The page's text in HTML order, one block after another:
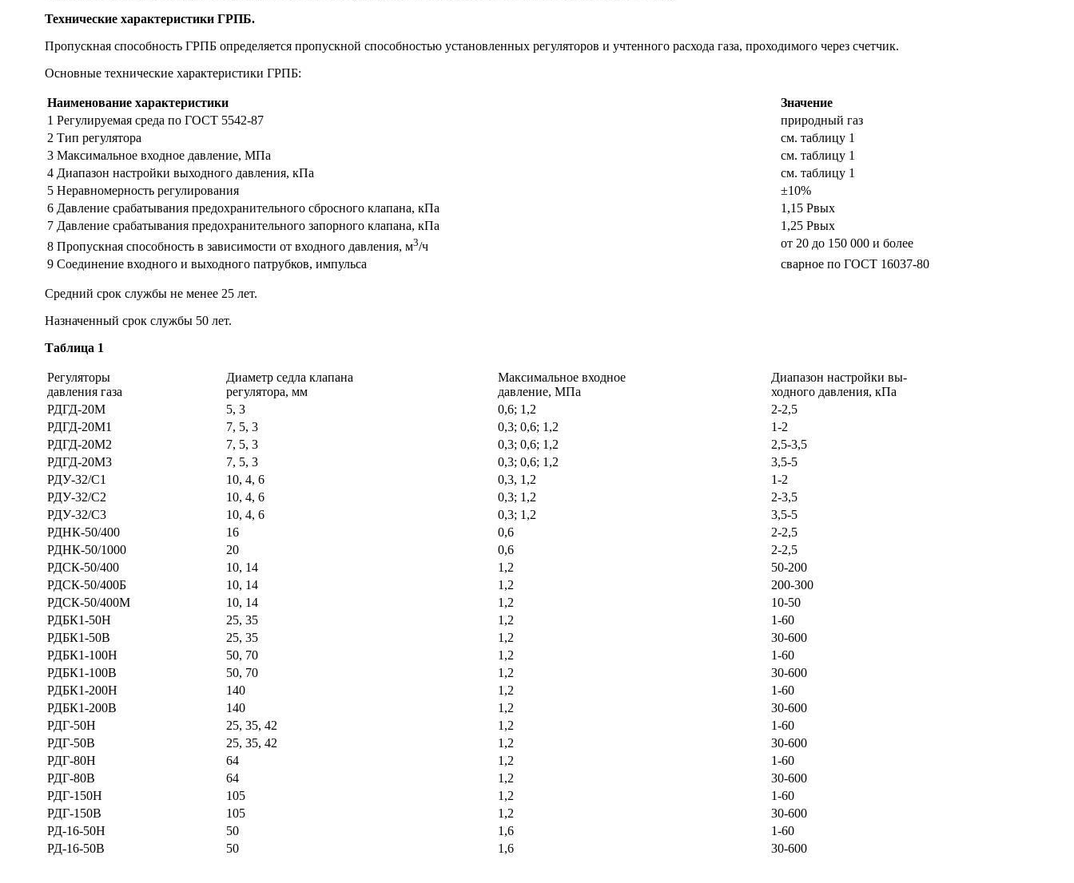
Технические характеристики ГРПБ.
Пропускная способность ГРПБ определяется пропускной способностью установленных регуляторов и учтенного расхода газа, проходимого через счетчик.
Основные технические характеристики ГРПБ:
Наименование характеристики
Значение
1 Регулируемая среда по ГОСТ 5542-87
природный газ
2 Тип регулятора
см. таблицу 1
3 Максимальное входное давление, МПа
см. таблицу 1
4 Диапазон настройки выходного давления, кПа
см. таблицу 1
5 Неравномерность регулирования
±10%
6 Давление срабатывания предохранительного сбросного клапана, кПа
1,15 Рвых
7 Давление срабатывания предохранительного запорного клапана, кПа
1,25 Рвых
8 Пропускная способность в зависимости от входного давления, м3/ч
от 20 до 150 000 и более
9 Соединение входного и выходного патрубков, импульса
сварное по ГОСТ 16037-80
Средний срок службы не менее 25 лет.
Назначенный срок службы 50 лет.
Таблица 1
Регуляторы
давления газа
Диаметр седла клапана
регулятора, мм
Максимальное входное
давление, МПа
Диапазон настройки вы-
ходного давления, кПа
РДГД-20М
5, 3 0,6; 1,2
2-2,5
РДГД-20М1
7, 5, 3 0,3; 0,6; 1,2
1-2
РДГД-20М2
7, 5, 3 0,3; 0,6; 1,2
2,5-3,5
РДГД-20М3
7, 5, 3 0,3; 0,6; 1,2
3,5-5
РДУ-32/С1
10, 4, 6 0,3, 1,2
1-2
РДУ-32/С2
10, 4, 6 0,3; 1,2
2-3,5
РДУ-32/С3
10, 4, 6 0,3; 1,2
3,5-5
РДНК-50/400
16 0,6
2-2,5
РДНК-50/1000
20 0,6
2-2,5
РДСК-50/400
10, 14 1,2
50-200
РДСК-50/400Б
10, 14 1,2
200-300
РДСК-50/400М
10, 14 1,2
10-50
РДБК1-50Н
25, 35 1,2
1-60
РДБК1-50В
25, 35 1,2
30-600
РДБК1-100Н
50, 70 1,2
1-60
РДБК1-100В
50, 70 1,2
30-600
РДБК1-200Н
140 1,2
1-60
РДБК1-200В
140 1,2
30-600
РДГ-50Н
25, 35, 42 1,2
1-60
РДГ-50В
25, 35, 42 1,2
30-600
РДГ-80Н
64 1,2
1-60
РДГ-80В
64 1,2
30-600
РДГ-150Н
105 1,2
1-60
РДГ-150В
105 1,2
30-600
РД-16-50Н
50 1,6
1-60
РД-16-50В
50 1,6 30-600